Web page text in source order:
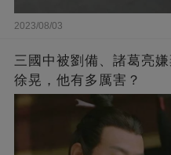
2023/08/03
三國中被劉備、諸葛亮
徐晃，他有多厲害？